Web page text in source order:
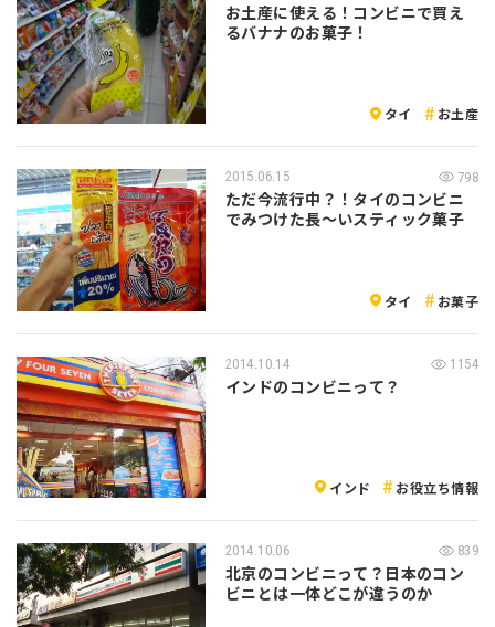
お土産に使える！コンビニで買え
るバナナのお菓子！
タイ お土産
2015.06.15 798
ただ今流行中？！タイのコンビニ
でみつけた長～いスティック菓子
タイ お菓子
2014.10.14 1154
インドのコンビニって？
インド お役立ち情報
2014.10.06 839
北京のコンビニって？日本のコン
ビニとは一体どこが違うのか